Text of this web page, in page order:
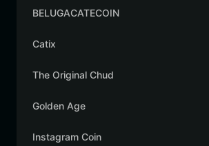
BELUGACATECOIN
Catix
The Original Chud
Golden Age
Instagram Coin